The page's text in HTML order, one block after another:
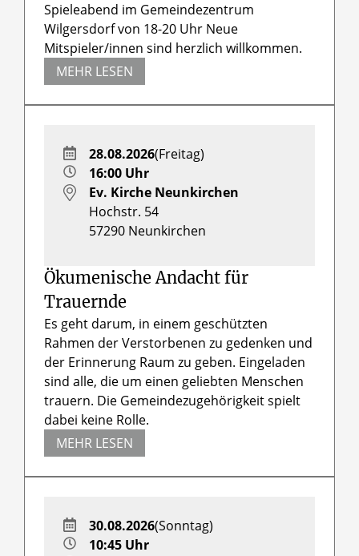
Spieleabend im Gemeindezentrum
Wilgersdorf von 18-20 Uhr Neue
Mitspieler/innen sind herzlich willkommen.
MEHR LESEN
Ökumenische Andacht für
Trauernde
Es geht darum, in einem geschützten
Rahmen der Verstorbenen zu gedenken und
der Erinnerung Raum zu geben. Eingeladen
sind alle, die um einen geliebten Menschen
trauern. Die Gemeindezugehörigkeit spielt
dabei keine Rolle.
MEHR LESEN
28.08.2026(Freitag)
16:00 Uhr
Ev. Kirche Neunkirchen
Hochstr. 54
57290 Neunkirchen
30.08.2026(Sonntag)
10:45 Uhr